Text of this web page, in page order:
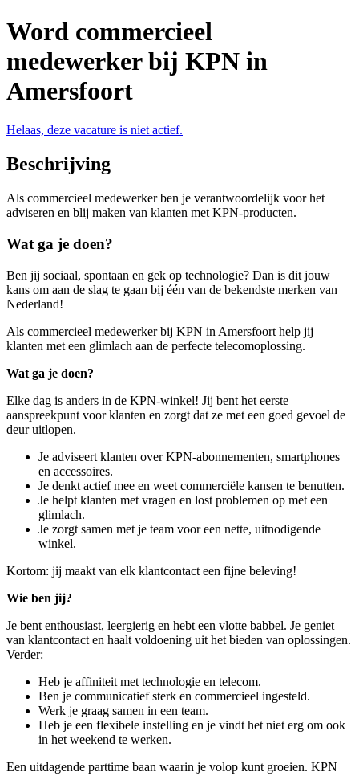
Word commercieel
medewerker bij KPN in
Amersfoort
Helaas, deze vacature is niet actief.
Beschrijving
Als commercieel medewerker ben je verantwoordelijk voor het
adviseren en blij maken van klanten met KPN-producten.
Wat ga je doen?
Ben jij sociaal, spontaan en gek op technologie? Dan is dit jouw
kans om aan de slag te gaan bij één van de bekendste merken van
Nederland!
Als commercieel medewerker bij KPN in Amersfoort help jij
klanten met een glimlach aan de perfecte telecomoplossing.
Wat ga je doen?
Elke dag is anders in de KPN-winkel! Jij bent het eerste
aanspreekpunt voor klanten en zorgt dat ze met een goed gevoel de
deur uitlopen.
Je adviseert klanten over KPN-abonnementen, smartphones
en accessoires.
Je denkt actief mee en weet commerciële kansen te benutten.
Je helpt klanten met vragen en lost problemen op met een
glimlach.
Je zorgt samen met je team voor een nette, uitnodigende
winkel.
Kortom: jij maakt van elk klantcontact een fijne beleving!
Wie ben jij?
Je bent enthousiast, leergierig en hebt een vlotte babbel. Je geniet
van klantcontact en haalt voldoening uit het bieden van oplossingen.
Verder:
Heb je affiniteit met technologie en telecom.
Ben je communicatief sterk en commercieel ingesteld.
Werk je graag samen in een team.
Heb je een flexibele instelling en je vindt het niet erg om ook
in het weekend te werken.
Een uitdagende parttime baan waarin je volop kunt groeien. KPN